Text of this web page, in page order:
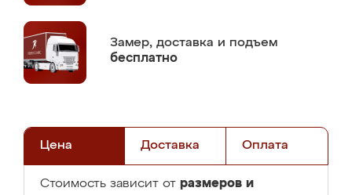
Замер, доставка и подъем
бесплатно
Цена Доставка Оплата
Стоимость зависит от размеров и